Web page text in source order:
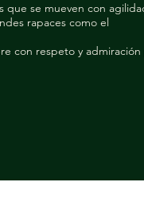
que se mueven con
rapaces como el
con respeto y